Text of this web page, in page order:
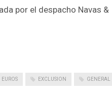
por el despacho Navas &
EUROS EXCLUSION GENERAL